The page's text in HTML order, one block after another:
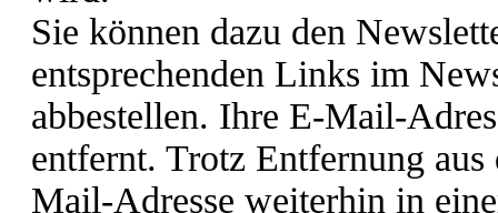
Sie können dazu den
entsprechenden Links im
abbestellen. Ihre E-Mail-
entfernt. Trotz Entfernung
Mail-Adresse weiterhin in